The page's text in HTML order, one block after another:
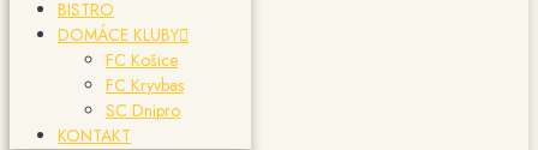
BISTRO
DOMÁCE KLUBY
FC Košice
FC Kryvbas
SC Dnipro
KONTAKT